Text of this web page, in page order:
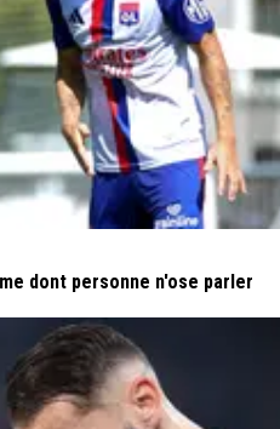
dont personne n'ose parler